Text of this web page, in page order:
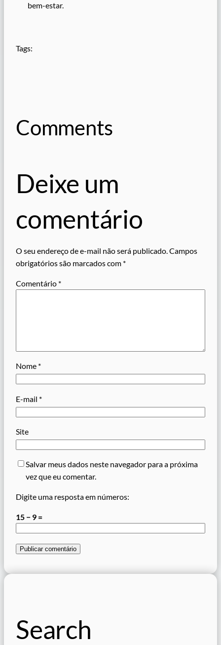
bem-estar.
Tags:
Comments
Deixe um
comentário
O seu endereço de e-mail não será publicado.Campos
obrigatórios são marcados com *
Comentário *
Nome *
E-mail *
Site
Salvar meus dados neste navegador para a próxima
vez que eu comentar.
Digite uma resposta em números:
15 − 9 =
Search